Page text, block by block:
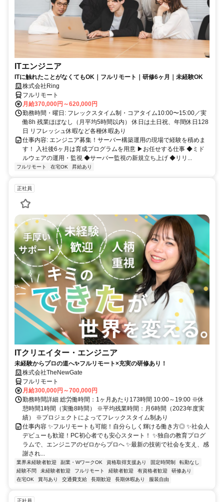
ITエンジニア
ITに触れたことがなくてもOK｜フルリモート｜研修6ヶ月｜未経験OK
株式会社Ring
フルリモート
月給370,000円～620,000円
勤務時間・曜日: フレックスタイム制・コアタイム10:00〜15:00／実
働8h 残業ほぼなし（月平均5時間以内） 休日は土日祝、年間休日128
日 リフレッシュ休暇など各種休暇あり
仕事内容: エンジニア募集！サーバー構築運用の現場で経験を積めま
す！ 入社後6ヶ月は育成プログラムを用意 ▶お任せする仕事 ◆ミド
ルウェアの運用・監視 ◆サーバー監視の新規立ち上げ ◆リリ...
フルリモート 在宅OK 昇給あり
正社員
ITクリエイター・エンジニア
未経験からプロの道へ✨フルリモート×充実の研修あり！
株式会社TheNewGate
フルリモート
月給300,000円～700,000円
勤務時間詳細 総労働時間：1ヶ月あたり173時間 10:00～19:00 ※休
憩時間1時間（実働8時間） ※平均残業時間：月6時間（2023年度実
績） ※プロジェクトによってフレックスタイム制あり
仕事内容 ✨フルリモートも可能！自分らしく輝ける働き方◎ ✨社会人
デビューも歓迎！PC初心者でも安心スタート！ ✨独自の教育プログ
ラムで、エンジニアのゼロからプロへ ✨最新の技術で社会を支え、感
謝され...
業界未経験者歓迎 副業・WワークOK 資格取得支援あり 固定時間制
転勤なし
経験不問
未経験者歓迎 フルリモート 経験者歓迎 有資格者歓迎
研修あり
在宅OK
賞与あり 交通費支給 長期歓迎 長期休暇あり 服装自由
正社員